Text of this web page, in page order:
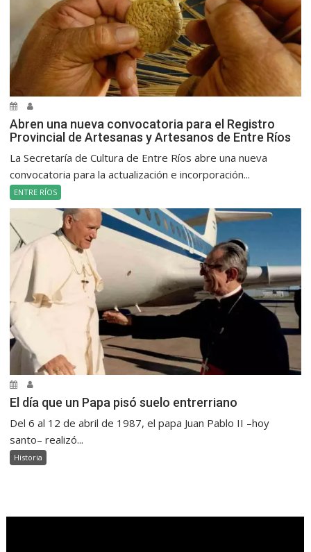
Abren una nueva convocatoria para el Registro
Provincial de Artesanas y Artesanos de Entre Ríos
La Secretaría de Cultura de Entre Ríos abre una nueva
convocatoria para la actualización e incorporación...
ENTRE RÍOS
El día que un Papa pisó suelo entrerriano
Del 6 al 12 de abril de 1987, el papa Juan Pablo II –hoy
santo– realizó...
Historia